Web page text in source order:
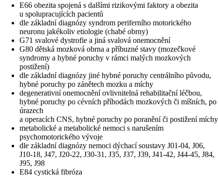
E66 obezita spojená s dalšími rizikovými faktory a obezita
u spolupracujících pacientů
dle základní diagnózy syndrom periferního motorického
neuronu jakékoliv etiologie (chabé obrny)
G71 svalové dystrofie a jiná svalová onemocnění
G80 dětská mozková obrna a příbuzné stavy (mozečkové
syndromy a hybné poruchy v rámci malých mozkových
postižení)
dle základní diagnózy jiné hybné poruchy centrálního původu,
hybné poruchy po zánětech mozku a míchy
degenerativní onemocnění ovlivnitelná rehabilitační léčbou,
hybné poruchy po cévních příhodách mozkových či míšních, po
úrazech
a operacích CNS, hybné poruchy po poranění či postižení míchy
metabolické a metabolické nemoci s narušením
psychomotorického vývoje
dle základní diagnózy nemoci dýchací soustavy J01-04, J06,
J10-18, J47, J20-22, J30-31, J35, J37, J39, J41-42, J44-45, J84,
J95, J98
E84 cystická fibróza